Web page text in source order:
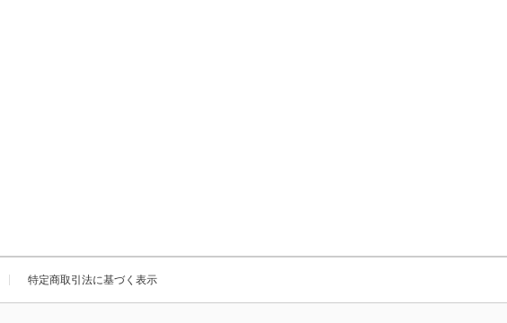
特定商取引法に基づく表示